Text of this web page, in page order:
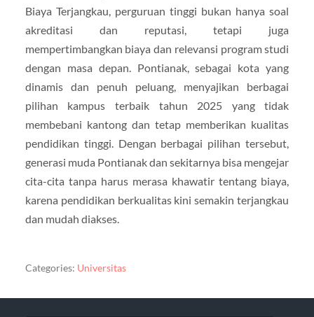
Biaya Terjangkau, perguruan tinggi bukan hanya soal
akreditasi dan reputasi, tetapi juga
mempertimbangkan biaya dan relevansi program studi
dengan masa depan. Pontianak, sebagai kota yang
dinamis dan penuh peluang, menyajikan berbagai
pilihan kampus terbaik tahun 2025 yang tidak
membebani kantong dan tetap memberikan kualitas
pendidikan tinggi. Dengan berbagai pilihan tersebut,
generasi muda Pontianak dan sekitarnya bisa mengejar
cita-cita tanpa harus merasa khawatir tentang biaya,
karena pendidikan berkualitas kini semakin terjangkau
dan mudah diakses.
Categories: Universitas